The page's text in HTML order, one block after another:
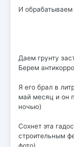
И обрабатываем
Даем грунту
Берем
Я его брал в
май месяц и он
ночью)
Сохнет эта
строительным